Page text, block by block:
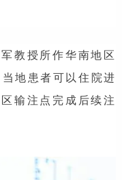
教授所作华南地区
地患者可以住院进
输注点完成后续注